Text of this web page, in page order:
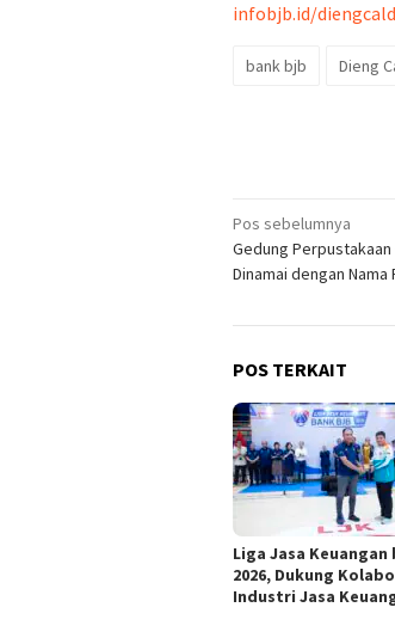
infobjb.id/
bank bjb Dieng
Navigasi
pos
Pos sebelumnya
Gedung Perpustakaan
Dinamai dengan
POS TERKAIT
Liga Jasa Keuangan
2026, Dukung
Industri Jasa